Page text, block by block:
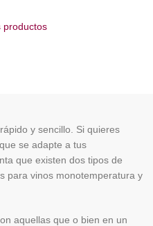
productos
y sencillo. Si quieres
se adapte a tus
que existen dos tipos de
para vinos monotemperatura y
aquellas que o bien en un